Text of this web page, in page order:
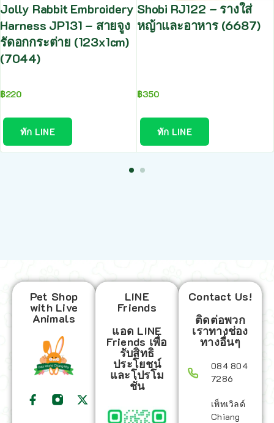
Jolly Rabbit Embroidery
Harness JP131 – สายจูง
รัดอกกระต่าย (123x1cm)
(7044)
฿220
ทัก LINE
Shobi RJ122 – รางใส่
หญ้าและอาหาร (6687)
฿350
ทัก LINE
Pet Shop
with Live
Animals
LINE
Friends
แอด LINE
Friends เพื่อ
รับสิทธิ
ประโยชน์
และโปรโม
ชั่น
Contact Us!
ติดต่อพวก
เราทางช่อง
ทางอื่นๆ
084 804
7286
เพ็ทเวิลด์
Chiang